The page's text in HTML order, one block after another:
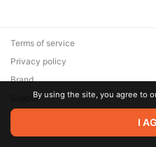
© 2026 Zaya Solutions Limited.
are the property of their
Terms of service
Privacy policy
Brand
SupportBy using the site, you agree to
I